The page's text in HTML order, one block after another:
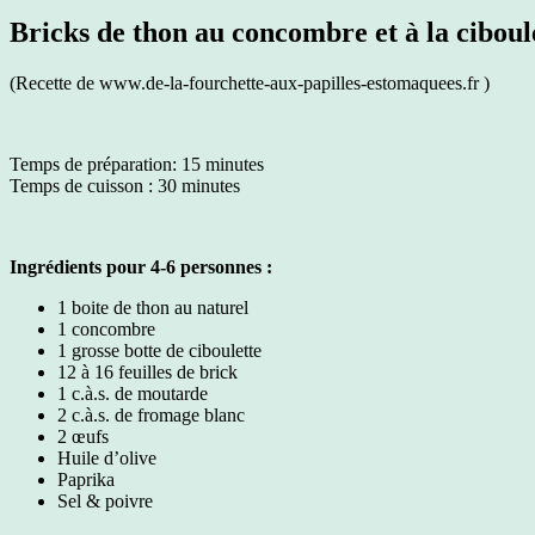
Bricks de thon au concombre et à la
(Recette de www.de-la-fourchette-aux-papilles-estomaquees.fr )
Temps de préparation: 15 minutes
Temps de cuisson : 30 minutes
Ingrédients pour 4-6 personnes :
1 boite de thon au naturel
1 concombre
1 grosse botte de ciboulette
12 à 16 feuilles de brick
1 c.à.s. de moutarde
2 c.à.s. de fromage blanc
2 œufs
Huile d’olive
Paprika
Sel & poivre